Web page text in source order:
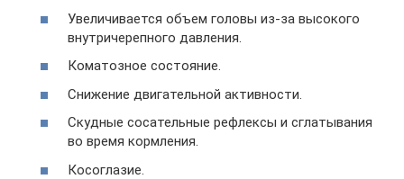
Увеличивается объем головы из-за высокого
внутричерепного давления.
Коматозное состояние.
Снижение двигательной активности.
Скудные сосательные рефлексы и сглатывания
во время кормления.
Косоглазие.